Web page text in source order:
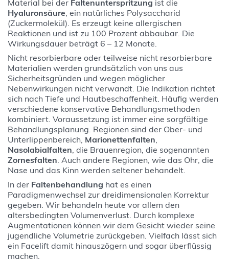
Material bei der Faltenunterspritzung ist die
Hyaluronsäure, ein natürliches Polysaccharid
(Zuckermolekül). Es erzeugt keine allergischen
Reaktionen und ist zu 100 Prozent abbaubar. Die
Wirkungsdauer beträgt 6 – 12 Monate.
Nicht resorbierbare oder teilweise nicht resorbierbare
Materialien werden grundsätzlich von uns aus
Sicherheitsgründen und wegen möglicher
Nebenwirkungen nicht verwandt. Die Indikation richtet
sich nach Tiefe und Hautbeschaffenheit. Häufig werden
verschiedene konservative Behandlungsmethoden
kombiniert. Voraussetzung ist immer eine sorgfältige
Behandlungsplanung. Regionen sind der Ober- und
Unterlippenbereich, Marionettenfalten,
Nasolabialfalten, die Brauenregion, die sogenannten
Zornesfalten. Auch andere Regionen, wie das Ohr, die
Nase und das Kinn werden seltener behandelt.
In der Faltenbehandlung hat es einen
Paradigmenwechsel zur dreidimensionalen Korrektur
gegeben. Wir behandeln heute vor allem den
altersbedingten Volumenverlust. Durch komplexe
Augmentationen können wir dem Gesicht wieder seine
jugendliche Volumetrie zurückgeben. Vielfach lässt sich
ein Facelift damit hinauszögern und sogar überflüssig
machen.